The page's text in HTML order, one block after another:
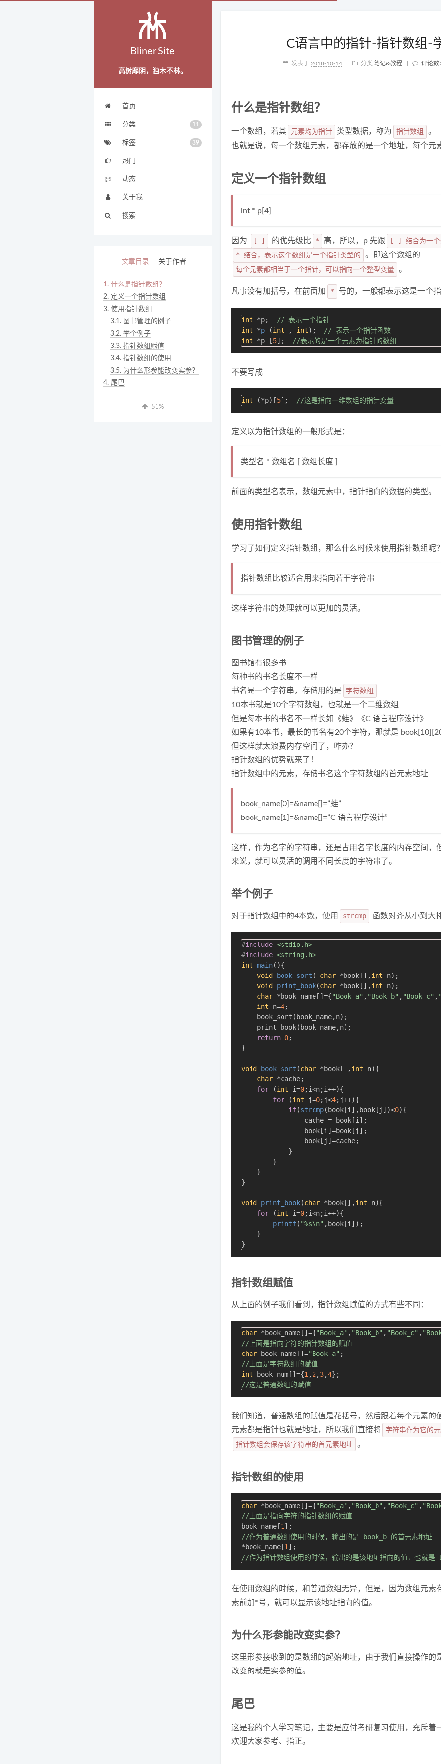
Bliner'Site
高树靡阴，独木不林。
首页
分类 11
标签 39
热门
动态
关于我
搜索
C语言中的指针-指针数组-
发表于 2018-10-14 分类 笔记&教程 评论数
什么是指针数组？
一个数组，若其 元素均为指针 类型数据，称为 指针数组
。
也就是说，每一个数组元素，都存放的是一个地址，每个元
定义一个指针数组
int * p[4]
因为 [ ] 的优先级比 * 高，所以，p 先跟
[ ] 结合为一个
* 结合，表示这个数组是一个指针类型的
。即这个数组的
每个元素都相当于一个指针，可以指向一个整型变量 。
凡事没有加括号，在前面加 * 号的，一般都表示这是一个
int *p;
// 表示一个指针
int *p (int , int) ;
// 表示一个指针函数
int *p [5]; //表示的是一个元素为指针的数组
不要写成
int (*p)[5]; //这是指向一维数组的指针变量
定义以为指针数组的一般形式是：
类型名 * 数组名 [ 数组长度 ]
前面的类型名表示，数组元素中，指针指向的数据的类型。
使用指针数组
学习了如何定义指针数组，那么什么时候来使用指针数组呢
指针数组比较适合用来指向若干字符串
这样字符串的处理就可以更加的灵活。
图书管理的例子
图书馆有很多书
每种书的书名长度不一样
书名是一个字符串，存储用的是
字符数组
10本书就是10个字符数组，也就是一个二维数组
但是每本书的书名不一样长如《蛙》《C 语言程序设计》
如果有10本书，最长的书名有20个字符，那就是
但这样就太浪费内存空间了，咋办？
指针数组的优势就来了！
指针数组中的元素，存储书名这个字符数组的首元素地址
book_name[0]=&name[]=”蛙”
book_name[1]=&name[]=”C 语言程序设计”
这样，作为名字的字符串，还是占用名字长度的内存空间，
来说，就可以灵活的调用不同长度的字符串了。
举个例子
对于指针数组中的4本数，使用 strcmp 函数对齐从小到大
#include <stdio.h>
#include <string.h>
int main(){
void
book_sort ( char *book[],int n) ;
void
print_book(char *book[],int n) ;
char *book_name[]={"Book_a" , "Book_b" , "Book_c" ,
int n=4;
    book_sort(book_name,n);
    print_book(book_name,n);
return 0;
}
void book_sort (char *book[],int n){
char *cache;
for (int i=0;i<n;i++){
for (int j=0;j<4;j++){
if(strcmp(book[i],book[j])<0){
                cache = book[i];
                book[i]=book[j];
                book[j]=cache;
            }
        }
    }
}
void print_book(char *book[],int n){
for (int i=0;i<n;i++){
printf( "%s\n" ,book[i]);
    }
指针数组赋值
从上面的例子我们看到，指针数组赋值的方式有些不同：
char *book_name[]={"Book_a" , "Book_b" , "Book_c" ,
//上面是指向字符的指针数组的赋值
char book_name[]="Book_a"
//上面是字符数组的赋值
int book_num[]={1 ,2 ,3,4
//这是普通数组的赋值
我们知道，普通数组的赋值是花括号，然后跟着每个元素的
元素都是指针也就是地址，所以我们直接将
字符串作为它的
指针数组会保存该字符串的首元素地址 。
指针数组的使用
char *book_name[]={"Book_a" , "Book_b" , "Book_c" ,
//上面是指向字符的指针数组的赋值
book_name[1
//作为普通数组使用的时候，输出的是 book_b 的首元素地址
*book_name[1
//作为指针数组使用的时候，输出的是该地址指向的值，也就是
在使用数组的时候，和普通数组无异，但是，因为数组元素
素前加*号，就可以显示该地址指向的值。
为什么形参能改变实参？
这里形参接收到的是数组的起始地址，由于我们直接操作的
改变的就是实参的值。
尾巴
这是我的个人学习笔记，主要是应付考研复习使用，充斥着
欢迎大家参考、指正。
文章目录 关于作者
1. 什么是指针数组？
2. 定义一个指针数组
3. 使用指针数组
3.1. 图书管理的例子
3.2. 举个例子
3.3. 指针数组赋值
3.4. 指针数组的使用
3.5. 为什么形参能改变实参？
4. 尾巴
51%